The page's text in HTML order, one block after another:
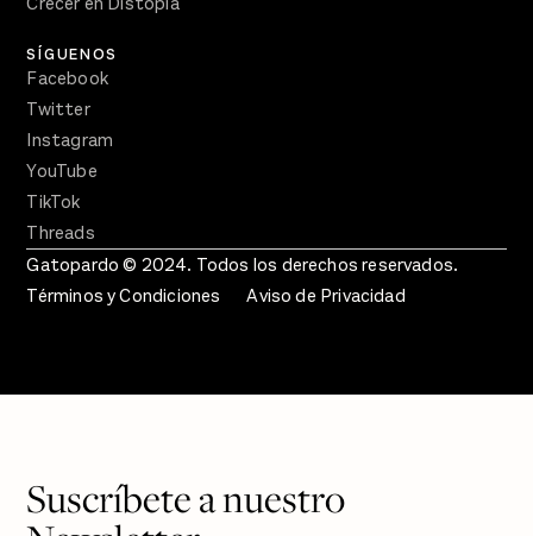
SÍGUENOS
Facebook
Twitter
Instagram
YouTube
TikTok
Threads
Gatopardo © 2024. Todos los derechos reservados.
Términos y Condiciones
Aviso de Privacidad
Suscríbete a nuestro